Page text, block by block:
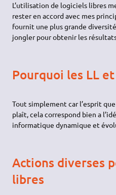
L’utilisation de logiciels libres
rester en accord avec mes
fournit une plus grande
jongler pour obtenir les
Pourquoi les LL
Tout simplement car l’esprit
plaît, cela correspond bien a
informatique dynamique et
Actions diverses
libres